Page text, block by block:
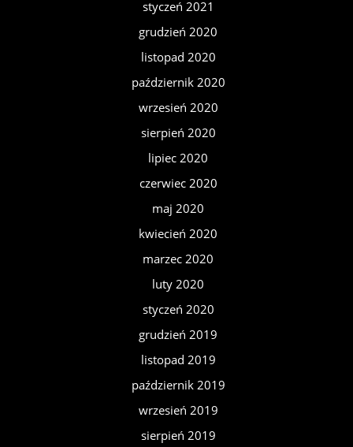
styczeń 2021
grudzień 2020
listopad 2020
październik 2020
wrzesień 2020
sierpień 2020
lipiec 2020
czerwiec 2020
maj 2020
kwiecień 2020
marzec 2020
luty 2020
styczeń 2020
grudzień 2019
listopad 2019
październik 2019
wrzesień 2019
sierpień 2019